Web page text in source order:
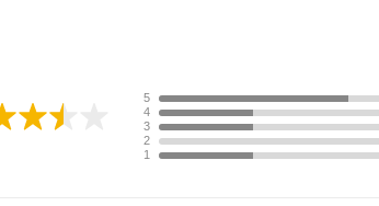
5
4
3
2
1